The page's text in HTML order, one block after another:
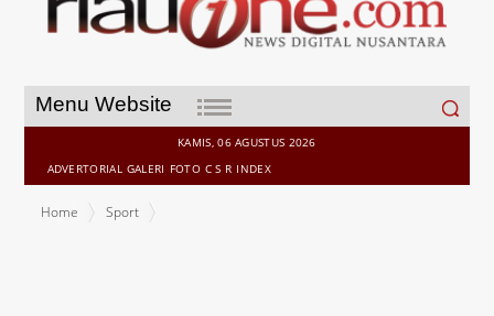
Menu Website
Search
for:
KAMIS, 06 AGUSTUS 2026
ADVERTORIAL GALERI FOTO C S R INDEX
Home
Sport